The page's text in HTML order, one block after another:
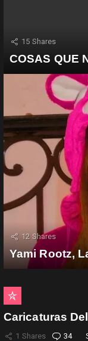
15 Shares
COSAS QUE
12 Shares
Yami Rootz,
1 Shares 34
Caricaturas